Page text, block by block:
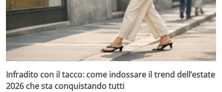
Infradito con il tacco: come indossare il trend dell’estate
2026 che sta conquistando tutti